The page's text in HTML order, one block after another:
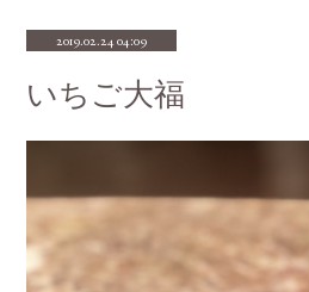
2019.02.24 04:09
いちご大福